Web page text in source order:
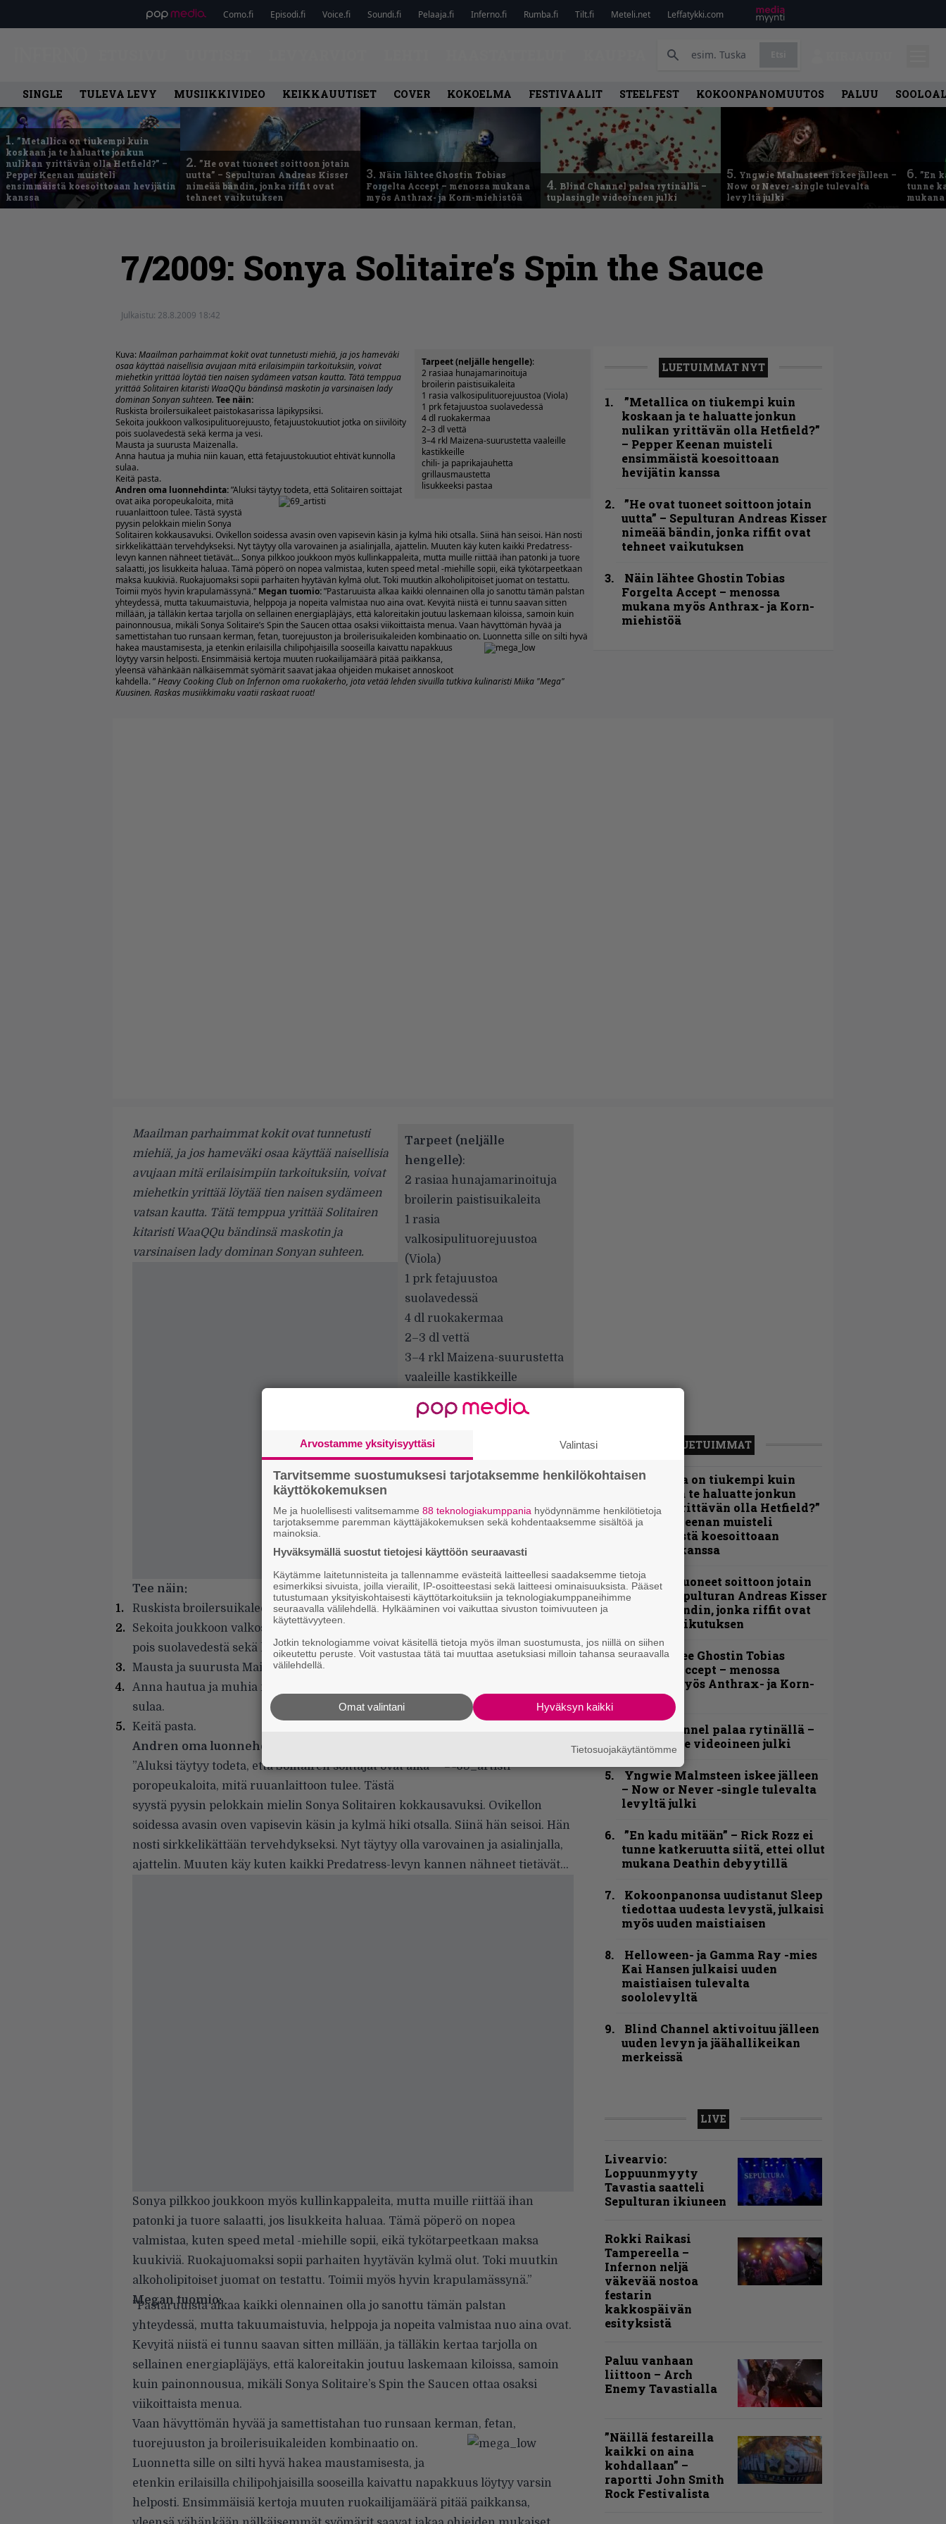
Como.fi Episodi.fi Voice.fi Soundi.fi Pelaaja.fi Inferno.fi Rumba.fi Tilt.fi Meteli.net Leffatykki.com
SINGLE TULEVA LEVY MUSIIKKIVIDEO KEIKKAUUTISET COVER KOKOELMA FESTIVAALIT STEELFEST KOKOONPANOMUUTOS PALUU
1. ”Metallica on tiukempi kuin
koskaan ja te haluatte jonkun
nulikan yrittävän olla Hetfield?” –
Pepper Keenan muisteli
ensimmäistä koesoittoaan hevijätin
kanssa
2. ”He ovat tuoneet soittoon jotain
uutta” – Sepulturan Andreas Kisser
nimeää bändin, jonka riffit ovat
tehneet vaikutuksen
3. Näin lähtee Ghostin Tobias
Forgelta Accept – menossa mukana
myös Anthrax- ja Korn-miehistöä
4. Blind Channel palaa rytinällä –
tuplasingle videoineen julki
5. Yngwie Malmsteen iskee jälleen –
Now or Never -single tulevalta
levyltä julki
6. ”En
tunne
7/2009: Sonya Solitaire’s Spin the Sauce
Julkaistu: 28.8.2009 18:42
Kuva:
Tarpeet (neljälle hengelle):
2 rasiaa hunajamarinoituja
broilerin paistisuikaleita
1 rasia valkosipulituorejuustoa (Viola)
1 prk fetajuustoa suolavedessä
4 dl ruokakermaa
2–3 dl vettä
3–4 rkl Maizena-suurustetta vaaleille
kastikkeille
chili- ja paprikajauhetta
grillausmaustetta
lisukkeeksi pastaa
Maailman parhaimmat kokit ovat tunnetusti miehiä, ja jos hameväki
osaa käyttää naisellisia avujaan mitä erilaisimpiin tarkoituksiin, voivat
miehetkin yrittää löytää tien naisen sydämeen vatsan kautta. Tätä temppua
yrittää Solitairen kitaristi WaaQQu bändinsä maskotin ja varsinaisen lady
dominan Sonyan suhteen. Tee näin:
Ruskista broilersuikaleet paistokasarissa läpikypsiksi.
Sekoita joukkoon valkosipulituorejuusto, fetajuustokuutiot jotka on siivilöity
pois suolavedestä sekä kerma ja vesi.
Mausta ja suurusta Maizenalla.
Anna hautua ja muhia niin kauan, että fetajuustokuutiot ehtivät kunnolla
sulaa.
Keitä pasta.
Andren oma luonnehdinta:”Aluksi täytyy todeta, että Solitairen soittajat
ovat aika poropeukaloita, mitä
ruuanlaittoon tulee. Tästä syystä
pyysin pelokkain mielin Sonya
Solitairen kokkausavuksi. Ovikellon soidessa avasin oven vapisevin käsin ja kylmä hiki otsalla. Siinä hän seisoi. Hän nosti
sirkkelikättään tervehdykseksi. Nyt täytyy olla varovainen ja asialinjalla, ajattelin. Muuten käy kuten kaikki Predatress-
levyn kannen nähneet tietävät... Sonya pilkkoo joukkoon myös kullinkappaleita, mutta muille riittää ihan patonki ja tuore
salaatti, jos lisukkeita haluaa. Tämä pöperö on nopea valmistaa, kuten speed metal -miehille sopii, eikä tykötarpeetkaan
maksa kuukiviä. Ruokajuomaksi sopii parhaiten hyytävän kylmä olut. Toki muutkin alkoholipitoiset juomat on testattu.
Toimii myös hyvin krapulamässynä.” Megan tuomio:”Pastaruuista alkaa kaikki olennainen olla jo sanottu tämän palstan
yhteydessä, mutta takuumaistuvia, helppoja ja nopeita valmistaa nuo aina ovat. Kevyitä niistä ei tunnu saavan sitten
millään, ja tälläkin kertaa tarjolla on sellainen energiapläjäys, että kaloreitakin joutuu laskemaan kiloissa, samoin kuin
painonnousua, mikäli Sonya Solitaire’s Spin the Saucen ottaa osaksi viikoittaista menua. Vaan hävyttömän hyvää ja
samettistahan tuo runsaan kerman, fetan, tuorejuuston ja broilerisuikaleiden kombinaatio on. Luonnetta sille on silti hyvä
hakea maustamisesta, ja etenkin erilaisilla chilipohjaisilla sooseilla kaivattu napakkuus
löytyy varsin helposti. Ensimmäisiä kertoja muuten ruokailijamäärä pitää paikkansa,
yleensä vähänkään nälkäisemmät syömärit saavat jakaa ohjeiden mukaiset annoskoot
kahdella. ”Heavy Cooking Club on Infernon oma ruokakerho, jota vetää lehden sivuilla tutkiva kulinaristi Miika "Mega"
Kuusinen. Raskas musiikkimaku vaatii raskaat ruoat!
LUETUIMMAT NYT
”Metallica on tiukempi kuin
koskaan ja te haluatte jonkun
nulikan yrittävän olla Hetfield?”
– Pepper Keenan muisteli
ensimmäistä koesoittoaan
hevijätin kanssa
”He ovat tuoneet soittoon jotain
uutta” – Sepulturan Andreas Kisser
nimeää bändin, jonka riffit ovat
tehneet vaikutuksen
Näin lähtee Ghostin Tobias
Forgelta Accept – menossa
mukana myös Anthrax- ja Korn-
miehistöä
Tarpeet (neljälle
hengelle):
2 rasiaa hunajamarinoituja
broilerin paistisuikaleita
1 rasia
valkosipulituorejuustoa
(Viola)
1 prk fetajuustoa
suolavedessä
4 dl ruokakermaa
2–3 dl vettä
3–4 rkl Maizena-suurustetta
vaaleille kastikkeille
chili- ja paprikajauhetta
grillausmaustetta
lisukkeeksi pastaa
Maailman parhaimmat kokit ovat tunnetusti
miehiä, ja jos hameväki osaa käyttää naisellisia
avujaan mitä erilaisimpiin tarkoituksiin, voivat
miehetkin yrittää löytää tien naisen sydämeen
vatsan kautta. Tätä temppua yrittää Solitairen
kitaristi WaaQQu bändinsä maskotin ja
varsinaisen lady dominan Sonyan suhteen.
Tee näin:
Ruskista broilersuikaleet paistokasarissa läpikypsiksi.
Sekoita joukkoon valkosipulituorejuusto, fetajuustokuutiot jotka on siivilöity
pois suolavedestä sekä kerma ja vesi.
Mausta ja suurusta Maizenalla.
Anna hautua ja muhia niin kauan, että fetajuustokuutiot ehtivät kunnolla
sulaa.
Keitä pasta.
Andren oma luonnehdinta:
”Aluksi täytyy todeta, ettäSolitairen soittajat ovat aika
poropeukaloita, mitä ruuanlaittoon tulee. Tästä
syystä pyysin pelokkain mielin Sonya Solitairen kokkausavuksi. Ovikellon
soidessa avasin oven vapisevin käsin ja kylmä hiki otsalla. Siinä hän seisoi. Hän
nosti sirkkelikättään tervehdykseksi. Nyt täytyy olla varovainen ja asialinjalla,
ajattelin. Muuten käy kuten kaikki Predatress-levyn kannen nähneet tietävät…
Sonya pilkkoo joukkoon myös kullinkappaleita, mutta muille riittää ihan
patonki ja tuore salaatti, jos lisukkeita haluaa. Tämä pöperö on nopea
valmistaa, kuten speed metal -miehille sopii, eikä tykötarpeetkaan maksa
kuukiviä. Ruokajuomaksi sopii parhaiten hyytävän kylmä olut. Toki muutkin
alkoholipitoiset juomat on testattu. Toimii myös hyvin krapulamässynä.”
Megan tuomio:
”Pastaruuista alkaa kaikki olennainen olla jo sanottu tämän palstan
yhteydessä, mutta takuumaistuvia, helppoja ja nopeita valmistaa nuo aina ovat.
Kevyitä niistä ei tunnu saavan sitten millään, ja tälläkin kertaa tarjolla on
sellainen energiapläjäys, että kaloreitakin joutuu laskemaan kiloissa, samoin
kuin painonnousua, mikäli Sonya Solitaire’s Spin the Saucen ottaa osaksi
viikoittaista menua.
Vaan hävyttömän hyvää ja samettistahan tuo runsaan kerman, fetan,
tuorejuuston ja broilerisuikaleiden kombinaatio on.
Luonnetta sille on silti hyvä hakea maustamisesta, ja
etenkin erilaisilla chilipohjaisilla sooseilla kaivattu napakkuus löytyy varsin
helposti. Ensimmäisiä kertoja muuten ruokailijamäärä pitää paikkansa,
LUETUIMMAT
”Metallica on tiukempi kuin
koskaan ja te haluatte jonkun
nulikan yrittävän olla Hetfield?”
– Pepper Keenan muisteli
ensimmäistä koesoittoaan
hevijätin kanssa
”He ovat tuoneet soittoon jotain
uutta” – Sepulturan Andreas Kisser
nimeää bändin, jonka riffit ovat
tehneet vaikutuksen
Näin lähtee Ghostin Tobias
Forgelta Accept – menossa
mukana myös Anthrax- ja Korn-
miehistöä
Blind Channel palaa rytinällä –
tuplasingle videoineen julki
Yngwie Malmsteen iskee jälleen
– Now or Never -single tulevalta
levyltä julki
”En kadu mitään” – Rick Rozz ei
tunne katkeruutta siitä, ettei ollut
mukana Deathin debyytillä
Kokoonpanonsa uudistanut Sleep
tiedottaa uudesta levystä, julkaisi
myös uuden maistiaisen
Helloween- ja Gamma Ray -mies
Kai Hansen julkaisi uuden
maistiaisen tulevalta
soololevyltä
Blind Channel aktivoituu jälleen
uuden levyn ja jäähallikeikan
merkeissä
LIVE
Livearvio:
Loppuunmyyty
Tavastia saatteli
Sepulturan ikiuneen
Rokki Raikasi
Tampereella –
Infernon neljä
väkevää nostoa
festarin
kakkospäivän
esityksistä
Paluu vanhaan
liittoon – Arch
Enemy Tavastialla
”Näillä festareilla
kaikki on aina
kohdallaan” –
raportti John Smith
Rock Festivalista
Arvostamme yksityisyyttäsi Valintasi
Tarvitsemme suostumuksesi tarjotaksemme henkilökohtaisen
käyttökokemuksen
Me ja huolellisesti valitsemamme 88 teknologiakumppania hyödynnämme henkilötietoja
tarjotaksemme paremman käyttäjäkokemuksen sekä kohdentaaksemme sisältöä ja
mainoksia.
Hyväksymällä suostut tietojesi käyttöön seuraavasti
Käytämme laitetunnisteita ja tallennamme evästeitä laitteellesi saadaksemme tietoja
esimerkiksi sivuista, joilla vierailit, IP-osoitteestasi sekä laitteesi ominaisuuksista. Pääset
tutustumaan yksityiskohtaisesti käyttötarkoituksiin ja teknologiakumppaneihimme
seuraavalla välilehdellä. Hylkääminen voi vaikuttaa sivuston toimivuuteen ja
käytettävyyteen.
Jotkin teknologiamme voivat käsitellä tietoja myös ilman suostumusta, jos niillä on siihen
oikeutettu peruste. Voit vastustaa tätä tai muuttaa asetuksiasi milloin tahansa seuraavalla
välilehdellä.
Hyväksyn kaikki
Omat valintani
Tietosuojakäytäntömme